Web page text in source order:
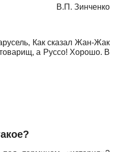
В.П. Зинченко
Как сказал Жан-Жак
а Руссо! Хорошо. В